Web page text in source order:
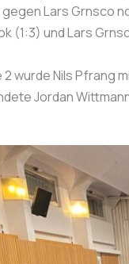
gegen Lars Grnsco
(1:3) und Lars
2 wurde Nils Pfrang
Jordan